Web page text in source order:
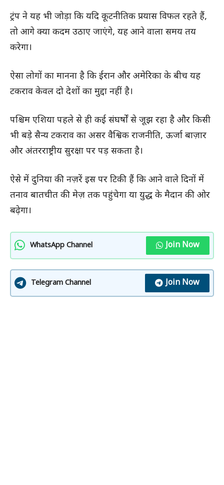
ट्रंप ने यह भी जोड़ा कि यदि कूटनीतिक प्रयास विफल रहते हैं,
तो आगे क्या कदम उठाए जाएंगे, यह आने वाला समय तय
करेगा।
ऐसा लोगों का मानना है कि ईरान और अमेरिका के बीच यह
टकराव केवल दो देशों का मुद्दा नहीं है।
पश्चिम एशिया पहले से ही कई संघर्षों से जूझ रहा है और किसी
भी बड़े सैन्य टकराव का असर वैश्विक राजनीति, ऊर्जा बाज़ार
और अंतरराष्ट्रीय सुरक्षा पर पड़ सकता है।
ऐसे में दुनिया की नज़रें इस पर टिकी हैं कि आने वाले दिनों में
तनाव बातचीत की मेज़ तक पहुंचेगा या युद्ध के मैदान की ओर
बढ़ेगा।
WhatsApp Channel Join Now
Telegram Channel Join Now